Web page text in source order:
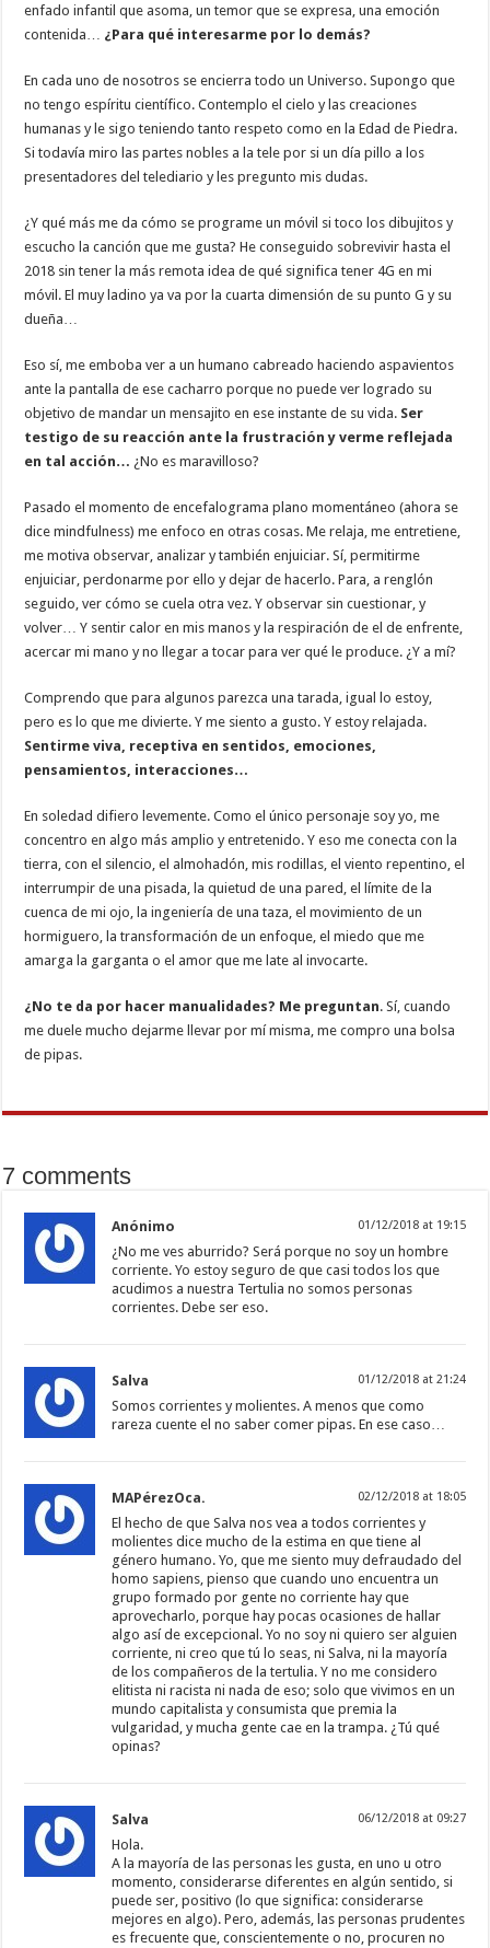
enfado infantil que asoma, un temor que se expresa, una emoción
contenida… ¿Para qué interesarme por lo demás?
En cada uno de nosotros se encierra todo un Universo. Supongo que
no tengo espíritu científico. Contemplo el cielo y las creaciones
humanas y le sigo teniendo tanto respeto como en la Edad de Piedra.
Si todavía miro las partes nobles a la tele por si un día pillo a los
presentadores del telediario y les pregunto mis dudas.
¿Y qué más me da cómo se programe un móvil si toco los dibujitos y
escucho la canción que me gusta? He conseguido sobrevivir hasta el
2018 sin tener la más remota idea de qué significa tener 4G en mi
móvil. El muy ladino ya va por la cuarta dimensión de su punto G y su
dueña…
Eso sí, me emboba ver a un humano cabreado haciendo aspavientos
ante la pantalla de ese cacharro porque no puede ver logrado su
objetivo de mandar un mensajito en ese instante de su vida. Ser
testigo de su reacción ante la frustración y verme reflejada
en tal acción… ¿No es maravilloso?
Pasado el momento de encefalograma plano momentáneo (ahora se
dice mindfulness) me enfoco en otras cosas. Me relaja, me entretiene,
me motiva observar, analizar y también enjuiciar. Sí, permitirme
enjuiciar, perdonarme por ello y dejar de hacerlo. Para, a renglón
seguido, ver cómo se cuela otra vez. Y observar sin cuestionar, y
volver… Y sentir calor en mis manos y la respiración de el de enfrente,
acercar mi mano y no llegar a tocar para ver qué le produce. ¿Y a mí?
Comprendo que para algunos parezca una tarada, igual lo estoy,
pero es lo que me divierte. Y me siento a gusto. Y estoy relajada.
Sentirme viva, receptiva en sentidos, emociones,
pensamientos, interacciones…
En soledad difiero levemente. Como el único personaje soy yo, me
concentro en algo más amplio y entretenido. Y eso me conecta con la
tierra, con el silencio, el almohadón, mis rodillas, el viento repentino, el
interrumpir de una pisada, la quietud de una pared, el límite de la
cuenca de mi ojo, la ingeniería de una taza, el movimiento de un
hormiguero, la transformación de un enfoque, el miedo que me
amarga la garganta o el amor que me late al invocarte.
¿No te da por hacer manualidades? Me preguntan. Sí, cuando
me duele mucho dejarme llevar por mí misma, me compro una bolsa
de pipas.
7 comments
Anónimo 01/12/2018 at 19:15
¿No me ves aburrido? Será porque no soy un hombre
corriente. Yo estoy seguro de que casi todos los que
acudimos a nuestra Tertulia no somos personas
corrientes. Debe ser eso.
Salva 01/12/2018 at 21:24
Somos corrientes y molientes. A menos que como
rareza cuente el no saber comer pipas. En ese caso…
MAPérezOca. 02/12/2018 at 18:05
El hecho de que Salva nos vea a todos corrientes y
molientes dice mucho de la estima en que tiene al
género humano. Yo, que me siento muy defraudado del
homo sapiens, pienso que cuando uno encuentra un
grupo formado por gente no corriente hay que
aprovecharlo, porque hay pocas ocasiones de hallar
algo así de excepcional. Yo no soy ni quiero ser alguien
corriente, ni creo que tú lo seas, ni Salva, ni la mayoría
de los compañeros de la tertulia. Y no me considero
elitista ni racista ni nada de eso; solo que vivimos en un
mundo capitalista y consumista que premia la
vulgaridad, y mucha gente cae en la trampa. ¿Tú qué
opinas?
Salva 06/12/2018 at 09:27
Hola.
A la mayoría de las personas les gusta, en uno u otro
momento, considerarse diferentes en algún sentido, si
puede ser, positivo (lo que significa: considerarse
mejores en algo). Pero, además, las personas prudentes
es frecuente que, conscientemente o no, procuren no